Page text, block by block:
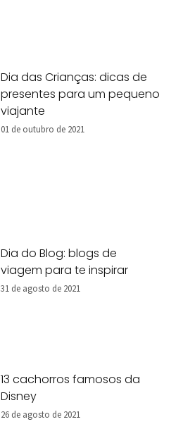
Dia das Crianças: dicas de
presentes para um pequeno
viajante
01 de outubro de 2021
Dia do Blog: blogs de
viagem para te inspirar
31 de agosto de 2021
13 cachorros famosos da
Disney
26 de agosto de 2021